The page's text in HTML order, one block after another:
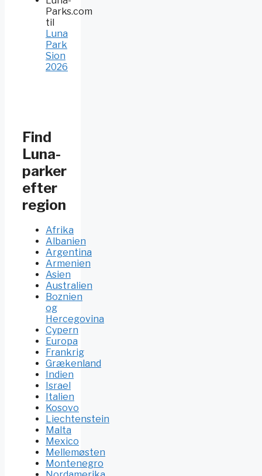
Parks.com
til
Luna
Park
Sion
2026
Find
Luna-
parker
efter
region
Afrika
Albanien
Argentina
Armenien
Asien
Australien
Boznien
og
Hercegovina
Cypern
Europa
Frankrig
Grækenland
Indien
Israel
Italien
Kosovo
Liechtenstein
Malta
Mexico
Mellemøsten
Montenegro